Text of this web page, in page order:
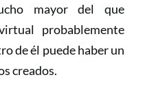
mayor del que
probablemente
de él puede haber un
creados.